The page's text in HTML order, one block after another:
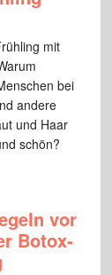
mit
bei
andere
und Haar
schön?
vor
Botox-